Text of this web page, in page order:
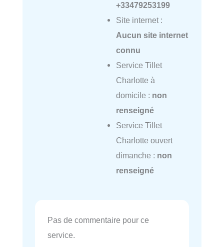
+33479253199
Site internet :
Aucun site internet
connu
Service Tillet
Charlotte à
domicile : non
renseigné
Service Tillet
Charlotte ouvert
dimanche : non
renseigné
Pas de commentaire pour ce
service.